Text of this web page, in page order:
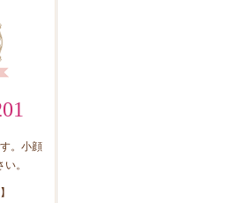
。小顔
。